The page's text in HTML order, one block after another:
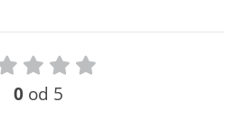
0 od 5